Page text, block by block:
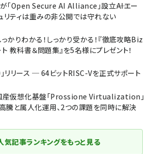
「Open Secure AI Alliance」設立――AIエー
リティは重みの非公開では守れない
かりわかる！しっかり受かる！『徹底攻略Biz
教科書＆問題集』を5名様にプレゼント！
リリース ─ 64ビットRISC-Vを正式サポート
産仮想化基盤「Prossione Virtualization」
騰と属人化運用、2つの課題を同時に解決
気記事ランキングをもっと見る